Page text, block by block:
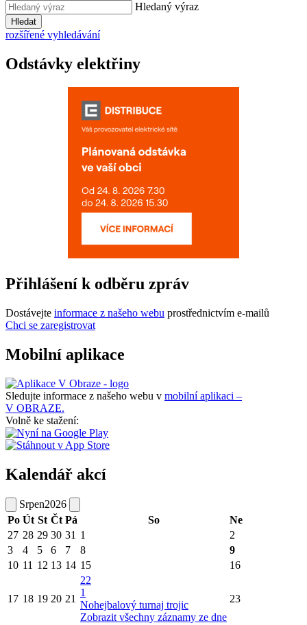
Hledaný výraz
Hledat
rozšířené vyhledávání
Odstávky elektřiny
Přihlášení k odběru zpráv
Dostávejte informace z našeho webu prostřednictvím e-mailů
Chci se zaregistrovat
Mobilní aplikace
Sledujte informace z našeho webu v mobilní aplikaci –
V OBRAZE.
Volně ke stažení:
Kalendář akcí
Srpen2026
Po Út St Čt Pá So
Ne
27 28 29 30 31 1
2
3
4 5 6 7 8
9
10 11 12 13 14 15 16
17 18 19 20 21
22
1
Nohejbalový turnaj trojic
Zobrazit všechny záznamy ze dne
23